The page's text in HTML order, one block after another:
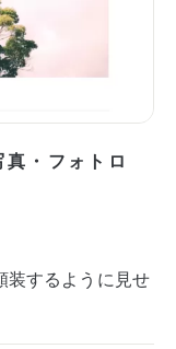
真・フォトロ
装するように見せ